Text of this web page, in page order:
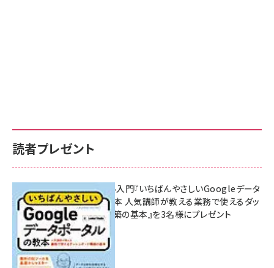
読者プレゼント
無料BIツール入門『いちばんやさしいGoogleデータ
ポータルの教本 人気講師が教える業務で使えるダッ
シュボード構築の基本』を3名様にプレゼント
7月31日 10:00